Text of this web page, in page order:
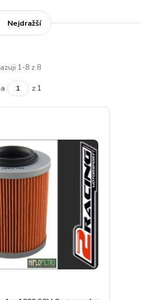
Nejdražší
1-8 z 8
z 1